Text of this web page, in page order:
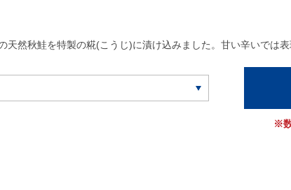
然秋鮭を特製の糀(こうじ)に漬け込みました。甘い辛いでは表
※